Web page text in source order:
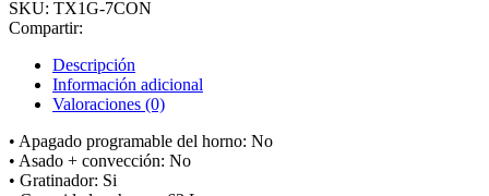
SKU: TX1G-7CON
Compartir:
Descripción
Información adicional
Valoraciones (0)
• Apagado programable del horno: No
• Asado + convección: No
• Gratinador: Si